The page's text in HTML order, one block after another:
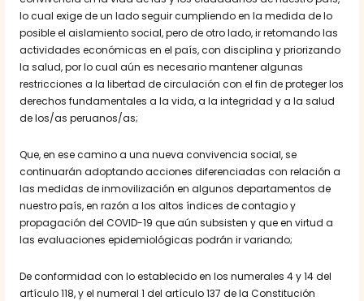
lo cual exige de un lado seguir cumpliendo en la medida de lo
posible el aislamiento social, pero de otro lado, ir retomando las
actividades económicas en el país, con disciplina y priorizando
la salud, por lo cual aún es necesario mantener algunas
restricciones a la libertad de circulación con el fin de proteger los
derechos fundamentales a la vida, a la integridad y a la salud
de los/as peruanos/as;
Que, en ese camino a una nueva convivencia social, se
continuarán adoptando acciones diferenciadas con relación a
las medidas de inmovilización en algunos departamentos de
nuestro país, en razón a los altos índices de contagio y
propagación del COVID-19 que aún subsisten y que en virtud a
las evaluaciones epidemiológicas podrán ir variando;
De conformidad con lo establecido en los numerales 4 y 14 del
artículo 118, y el numeral 1 del artículo 137 de la Constitución